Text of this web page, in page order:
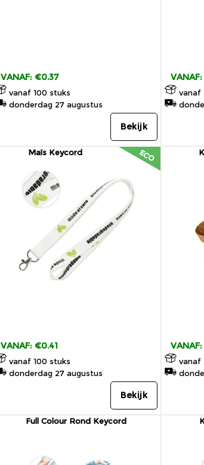
VANAF: €0.37
vanaf 100 stuks
donderdag 27 augustus
Bekijk
vanaf
ECO
Maïs Keycord
VANAF: €0.41
vanaf 100 stuks
donderdag 27 augustus
Bekijk
vanaf
Full Colour Rond Keycord